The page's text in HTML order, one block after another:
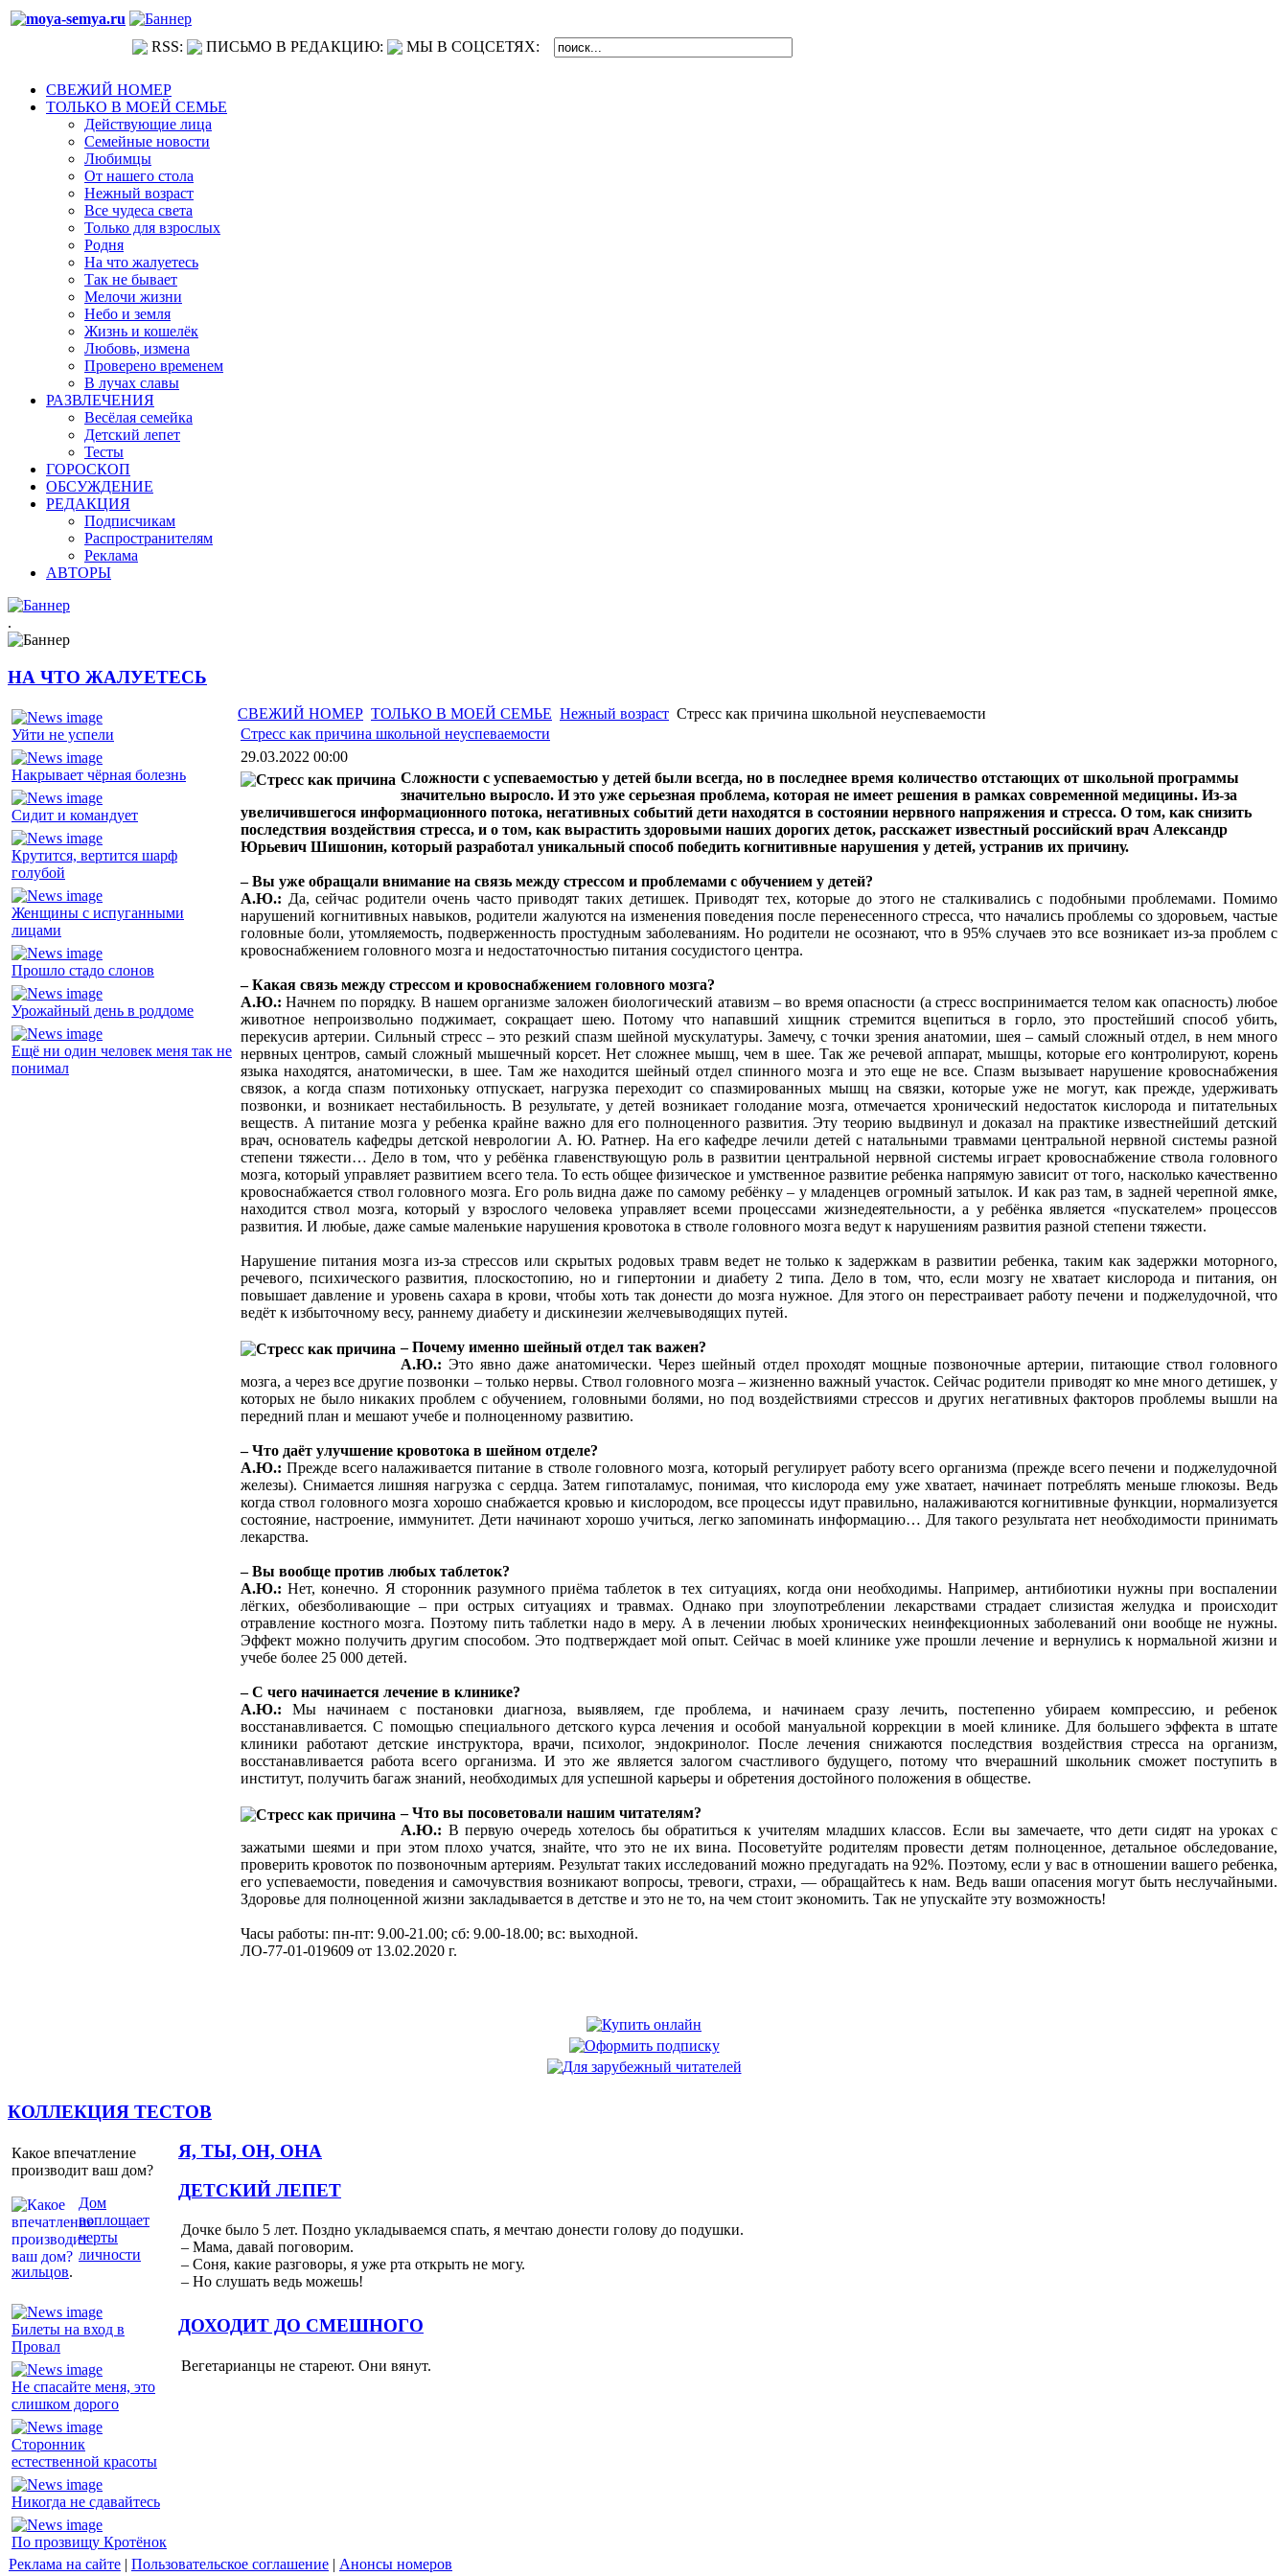
RSS: ПИСЬМО В РЕДАКЦИЮ: МЫ В СОЦСЕТЯХ:
СВЕЖИЙ НОМЕР
ТОЛЬКО В МОЕЙ СЕМЬЕ
Действующие лица
Семейные новости
Любимцы
От нашего стола
Нежный возраст
Все чудеса света
Только для взрослых
Родня
На что жалуетесь
Так не бывает
Мелочи жизни
Небо и земля
Жизнь и кошелёк
Любовь, измена
Проверено временем
В лучах славы
РАЗВЛЕЧЕНИЯ
Весёлая семейка
Детский лепет
Тесты
ГОРОСКОП
ОБСУЖДЕНИЕ
РЕДАКЦИЯ
Подписчикам
Распространителям
Реклама
АВТОРЫ
.
НА ЧТО ЖАЛУЕТЕСЬ
Уйти не успели
Накрывает чёрная болезнь
Сидит и командует
Крутится, вертится шарф
голубой
Женщины с испуганными
лицами
Прошло стадо слонов
Урожайный день в роддоме
Ещё ни один человек меня так не
понимал
СВЕЖИЙ НОМЕР ТОЛЬКО В МОЕЙ СЕМЬЕ Нежный возраст Стресс как причина школьной неуспеваемости
Стресс как причина школьной неуспеваемости
29.03.2022 00:00
Сложности с успеваемостью у детей были всегда, но в последнее время количество отстающих от школьной программы
значительно выросло. И это уже серьезная проблема, которая не имеет решения в рамках современной медицины. Из-за
увеличившегося информационного потока, негативных событий дети находятся в состоянии нервного напряжения и стресса. О том, как снизить
последствия воздействия стресса, и о том, как вырастить здоровыми наших дорогих деток, расскажет известный российский врач Александр
Юрьевич Шишонин, который разработал уникальный способ победить когнитивные нарушения у детей, устранив их причину.
– Вы уже обращали внимание на связь между стрессом и проблемами с обучением у детей?
А.Ю.: Да, сейчас родители очень часто приводят таких детишек. Приводят тех, которые до этого не сталкивались с подобными проблемами. Помимо
нарушений когнитивных навыков, родители жалуются на изменения поведения после перенесенного стресса, что начались проблемы со здоровьем, частые
головные боли, утомляемость, подверженность простудным заболеваниям. Но родители не осознают, что в 95% случаев это все возникает из-за проблем с
кровоснабжением головного мозга и недостаточностью питания сосудистого центра.
– Какая связь между стрессом и кровоснабжением головного мозга?
А.Ю.:Начнем по порядку. В нашем организме заложен биологический атавизм – во время опасности (а стресс воспринимается телом как опасность) любое
животное непроизвольно поджимает, сокращает шею. Потому что напавший хищник стремится вцепиться в горло, это простейший способ убить,
перекусив артерии. Сильный стресс – это резкий спазм шейной мускулатуры. Замечу, с точки зрения анатомии, шея – самый сложный отдел, в нем много
нервных центров, самый сложный мышечный корсет. Нет сложнее мышц, чем в шее. Так же речевой аппарат, мышцы, которые его контролируют, корень
языка находятся, анатомически, в шее. Там же находится шейный отдел спинного мозга и это еще не все. Спазм вызывает нарушение кровоснабжения
связок, а когда спазм потихоньку отпускает, нагрузка переходит со спазмированных мышц на связки, которые уже не могут, как прежде, удерживать
позвонки, и возникает нестабильность. В результате, у детей возникает голодание мозга, отмечается хронический недостаток кислорода и питательных
веществ. А питание мозга у ребенка крайне важно для его полноценного развития. Эту теорию выдвинул и доказал на практике известнейший детский
врач, основатель кафедры детской неврологии А. Ю. Ратнер. На его кафедре лечили детей с натальными травмами центральной нервной системы разной
степени тяжести… Дело в том, что у ребёнка главенствующую роль в развитии центральной нервной системы играет кровоснабжение ствола головного
мозга, который управляет развитием всего тела. То есть общее физическое и умственное развитие ребенка напрямую зависит от того, насколько качественно
кровоснабжается ствол головного мозга. Его роль видна даже по самому ребёнку – у младенцев огромный затылок. И как раз там, в задней черепной ямке,
находится ствол мозга, который у взрослого человека управляет всеми процессами жизнедеятельности, а у ребёнка является «пускателем» процессов
развития. И любые, даже самые маленькие нарушения кровотока в стволе головного мозга ведут к нарушениям развития разной степени тяжести.
Нарушение питания мозга из-за стрессов или скрытых родовых травм ведет не только к задержкам в развитии ребенка, таким как задержки моторного,
речевого, психического развития, плоскостопию, но и гипертонии и диабету 2 типа. Дело в том, что, если мозгу не хватает кислорода и питания, он
повышает давление и уровень сахара в крови, чтобы хоть так донести до мозга нужное. Для этого он перестраивает работу печени и поджелудочной, что
ведёт к избыточному весу, раннему диабету и дискинезии желчевыводящих путей.
– Почему именно шейный отдел так важен?
А.Ю.: Это явно даже анатомически. Через шейный отдел проходят мощные позвоночные артерии, питающие ствол головного
мозга, а через все другие позвонки – только нервы. Ствол головного мозга – жизненно важный участок. Сейчас родители приводят ко мне много детишек, у
которых не было никаких проблем с обучением, головными болями, но под воздействиями стрессов и других негативных факторов проблемы вышли на
передний план и мешают учебе и полноценному развитию.
– Что даёт улучшение кровотока в шейном отделе?
А.Ю.: Прежде всего налаживается питание в стволе головного мозга, который регулирует работу всего организма (прежде всего печени и поджелудочной
железы). Снимается лишняя нагрузка с сердца. Затем гипоталамус, понимая, что кислорода ему уже хватает, начинает потреблять меньше глюкозы. Ведь
когда ствол головного мозга хорошо снабжается кровью и кислородом, все процессы идут правильно, налаживаются когнитивные функции, нормализуется
состояние, настроение, иммунитет. Дети начинают хорошо учиться, легко запоминать информацию… Для такого результата нет необходимости принимать
лекарства.
– Вы вообще против любых таблеток?
А.Ю.: Нет, конечно. Я сторонник разумного приёма таблеток в тех ситуациях, когда они необходимы. Например, антибиотики нужны при воспалении
лёгких, обезболивающие – при острых ситуациях и травмах. Однако при злоупотреблении лекарствами страдает слизистая желудка и происходит
отравление костного мозга. Поэтому пить таблетки надо в меру. А в лечении любых хронических неинфекционных заболеваний они вообще не нужны.
Эффект можно получить другим способом. Это подтверждает мой опыт. Сейчас в моей клинике уже прошли лечение и вернулись к нормальной жизни и
учебе более 25 000 детей.
– С чего начинается лечение в клинике?
А.Ю.: Мы начинаем с постановки диагноза, выявляем, где проблема, и начинаем сразу лечить, постепенно убираем компрессию, и ребенок
восстанавливается. С помощью специального детского курса лечения и особой мануальной коррекции в моей клинике. Для большего эффекта в штате
клиники работают детские инструктора, врачи, психолог, эндокринолог. После лечения снижаются последствия воздействия стресса на организм,
восстанавливается работа всего организма. И это же является залогом счастливого будущего, потому что вчерашний школьник сможет поступить в
институт, получить багаж знаний, необходимых для успешной карьеры и обретения достойного положения в обществе.
– Что вы посоветовали нашим читателям?
А.Ю.: В первую очередь хотелось бы обратиться к учителям младших классов. Если вы замечаете, что дети сидят на уроках с
зажатыми шеями и при этом плохо учатся, знайте, что это не их вина. Посоветуйте родителям провести детям полноценное, детальное обследование,
проверить кровоток по позвоночным артериям. Результат таких исследований можно предугадать на 92%. Поэтому, если у вас в отношении вашего ребенка,
его успеваемости, поведения и самочувствия возникают вопросы, тревоги, страхи, — обращайтесь к нам. Ведь ваши опасения могут быть неслучайными.
Здоровье для полноценной жизни закладывается в детстве и это не то, на чем стоит экономить. Так не упускайте эту возможность!
Часы работы: пн-пт: 9.00-21.00; сб: 9.00-18.00; вс: выходной.
ЛО-77-01-019609 от 13.02.2020 г.
КОЛЛЕКЦИЯ ТЕСТОВ
Какое впечатление
производит ваш дом?
Дом
воплощает
черты
личности
жильцов.
Я, ТЫ, ОН, ОНА
Билеты на вход в
Провал
Не спасайте меня, это
слишком дорого
Сторонник
естественной красоты
Никогда не сдавайтесь
По прозвищу Кротёнок
ДЕТСКИЙ ЛЕПЕТ
Дочке было 5 лет. Поздно укладываемся спать, я мечтаю донести голову до подушки.
– Мама, давай поговорим.
– Соня, какие разговоры, я уже рта открыть не могу.
– Но слушать ведь можешь!
ДОХОДИТ ДО СМЕШНОГО
Вегетарианцы не стареют. Они вянут.
Реклама на сайте | Пользовательское соглашение | Анонсы номеров